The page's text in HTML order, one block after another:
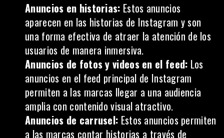
Anuncios en historias: Estos anuncios
aparecen en las historias de Instagram y son
una forma efectiva de atraer la atención de los
usuarios de manera inmersiva.
Anuncios de fotos y videos en el feed: Los
anuncios en el feed principal de Instagram
permiten a las marcas llegar a una audiencia
amplia con contenido visual atractivo.
Anuncios de carrusel: Estos anuncios permiten
a las marcas contar historias a través de